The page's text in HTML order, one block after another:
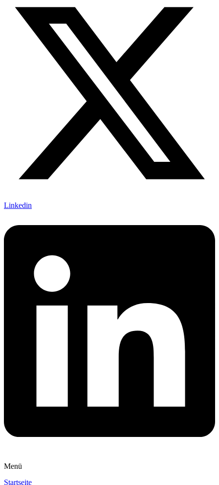
Linkedin
Menü
Startseite